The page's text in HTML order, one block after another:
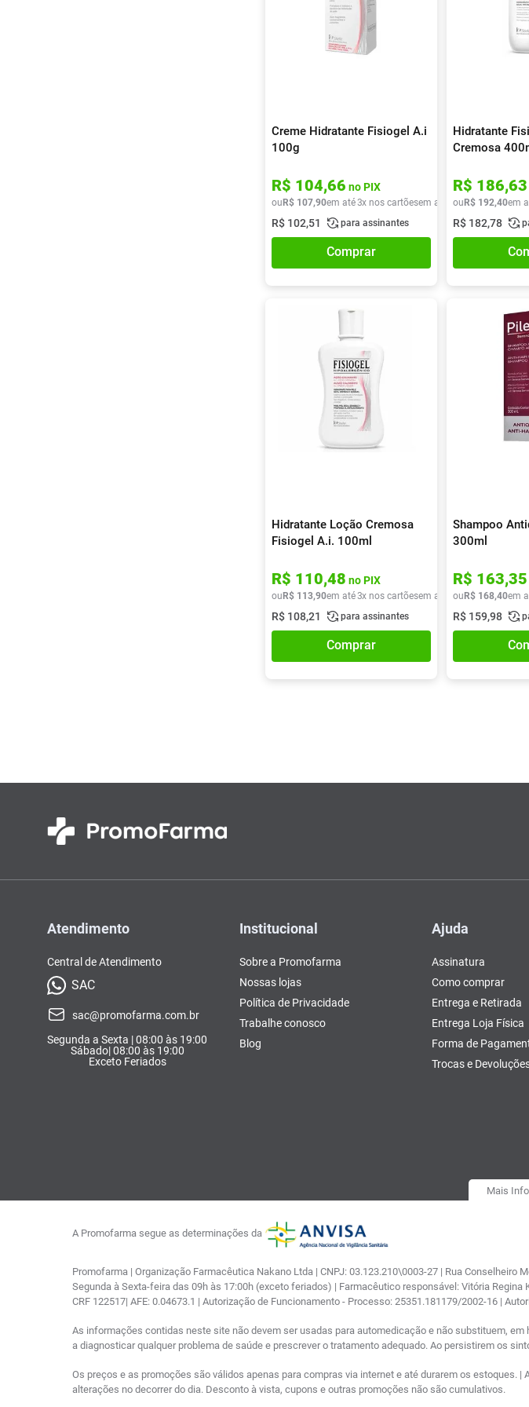
Creme Hidratante Fisiogel A.i
100g
R$ 104,66 no PIX
ou R$ 107,90em até3x nos cartõesem até 3x deR$ 35,96
R$ 102,51 para assinantes
Comprar
Hidratante
Cremosa
R$ 186,63
ou R$ 192,40em
R$ 182,78
Hidratante Loção Cremosa
Fisiogel A.i. 100ml
R$ 110,48 no PIX
ou R$ 113,90em até3x nos cartõesem até 3x deR$ 37,96
R$ 108,21 para assinantes
Comprar
Shampoo
300ml
R$ 163,35
ou R$ 168,40em
R$ 159,98
Atendimento
Central de Atendimento
SAC
sac@promofarma.com.br
Segunda a Sexta | 08:00 às 19:00
Sábado| 08:00 às 19:00
Exceto Feriados
Institucional
Sobre a Promofarma
Nossas lojas
Política de Privacidade
Trabalhe conosco
Blog
Ajuda
Assinatura
Como comprar
Entrega e Retirada
Entrega Loja Física
Forma de
Trocas e
Mais
A Promofarma segue as determinações da
Promofarma | Organização Farmacêutica Nakano Ltda | CNPJ: 03.123.210\0003-27 | Rua Conselheiro
Segunda à Sexta-feira das 09h às 17:00h (exceto feriados) | Farmacêutico responsável: Vitória Regina
CRF 122517| AFE: 0.04673.1 | Autorização de Funcionamento - Processo: 25351.181179/2002-16 |
As informações contidas neste site não devem ser usadas para automedicação e não substituem,
a diagnosticar qualquer problema de saúde e prescrever o tratamento adequado. Ao persistirem os
Os preços e as promoções são válidos apenas para compras via internet e até durarem os
alterações no decorrer do dia. Desconto à vista, cupons e outras promoções não são cumulativos.